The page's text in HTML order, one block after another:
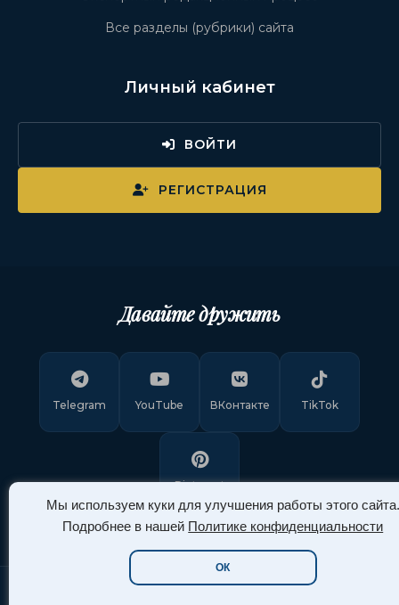
Мы используем куки для улучшения работы этого сайта.
Подробнее в нашей Политике конфиденциальности
ОК
Все разделы (рубрики) сайта
Личный кабинет
ВОЙТИ
РЕГИСТРАЦИЯ
Давайте дружить
Telegram YouTube ВКонтакте TikTok
Pinterest